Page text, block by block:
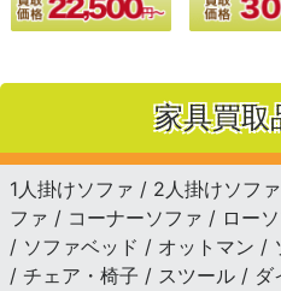
家具買取
1人掛けソファ / 2人掛けソフ
ファ / コーナーソファ / ロー
/ ソファベッド / オットマン /
/ チェア・椅子 / スツール / ダ